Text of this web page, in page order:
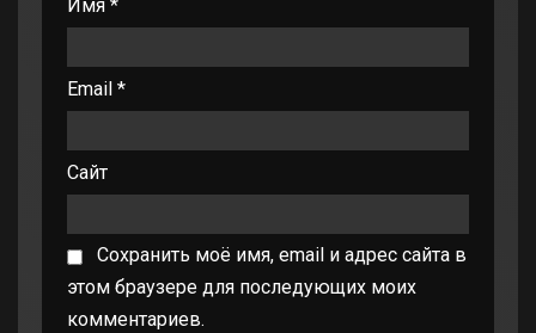
Имя *
Email *
Сайт
Сохранить моё имя, email и адрес сайта в
этом браузере для последующих моих
комментариев.